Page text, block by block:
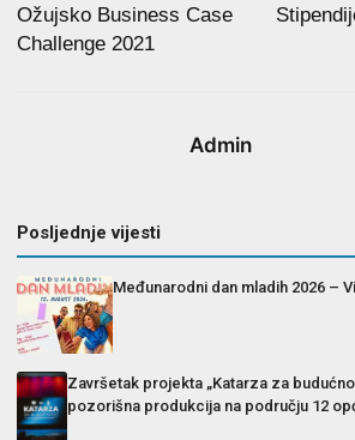
Ožujsko Business Case
Challenge 2021
Admin
Posljednje vijesti
Međunarodni dan mladih 2026 –
Završetak projekta „Katarza za
pozorišna produkcija na području 12